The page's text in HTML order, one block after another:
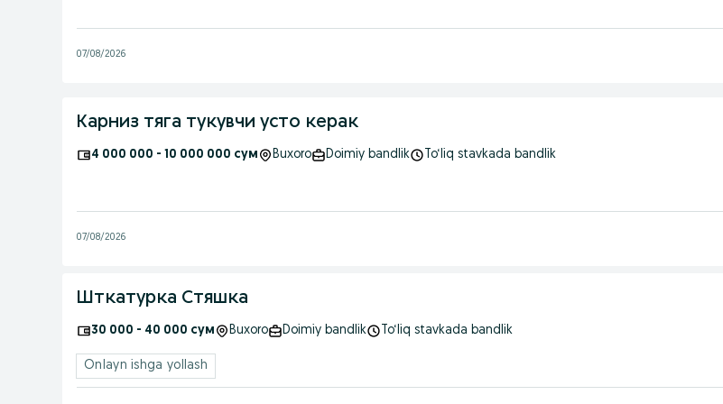
07/08/2026
Карниз тяга тукувчи усто керак
4 000 000 - 10 000 000 сум Buxoro Doimiy bandlik To‘liq stavkada bandlik
07/08/2026
Шткатурка Стяшка
30 000 - 40 000 сум Buxoro Doimiy bandlik To‘liq stavkada bandlik
Onlayn ishga yollash